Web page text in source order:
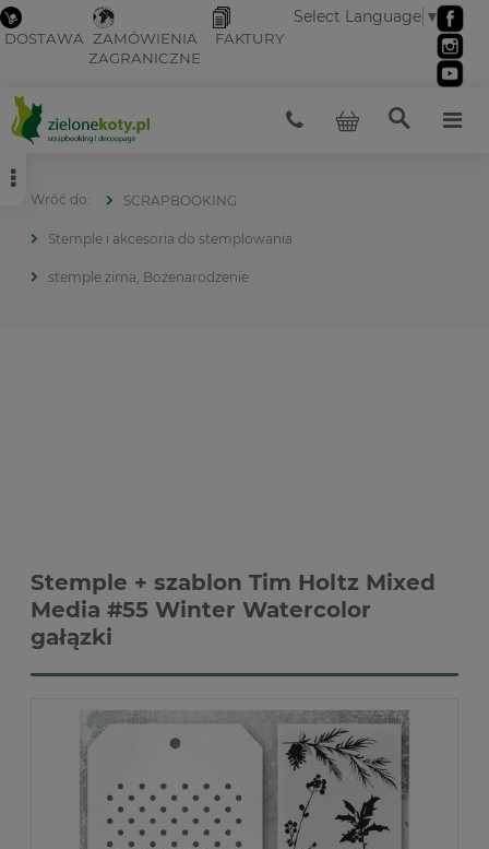
DOSTAWA ZAMÓWIENIA
ZAGRANICZNE
FAKTURY
Select Language ▼
SCRAPBOOKING
Stemple i akcesoria do stemplowania
stemple zima, Bożenarodzenie
Stemple + szablon Tim Holtz Mixed
Media #55 Winter Watercolor
gałązki